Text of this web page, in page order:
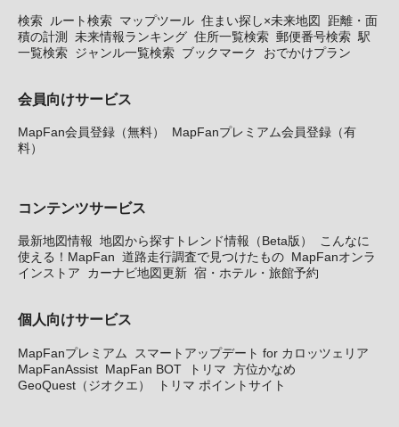
検索 ルート検索 マップツール 住まい探し×未来地図
距離・面
積の計測 未来情報ランキング 住所一覧検索 郵便番号検索 駅
一覧検索 ジャンル一覧検索 ブックマーク おでかけプラン
会員向けサービス
MapFan会員登録（無料）
MapFanプレミアム会員登録（有
料）
コンテンツサービス
最新地図情報 地図から探すトレンド情報（Beta版）
こんなに
使える！MapFan 道路走行調査で見つけたもの MapFanオンラ
インストア
カーナビ地図更新 宿・ホテル・旅館予約
個人向けサービス
MapFanプレミアム
スマートアップデート for カロッツェリア
MapFanAssist MapFan BOT トリマ 方位かなめ
GeoQuest（ジオクエ）
トリマ ポイントサイト